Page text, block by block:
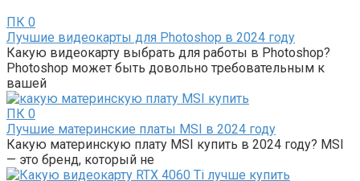
ПК 0
Лучшие видеокарты для Photoshop в 2024 году
Какую видеокарту выбрать для работы в Photoshop?
Photoshop может быть довольно требовательным к
вашей
ПК 0
Лучшие материнские платы MSI в 2024 году
Какую материнскую плату MSI купить в 2024 году? MSI
— это бренд, который не